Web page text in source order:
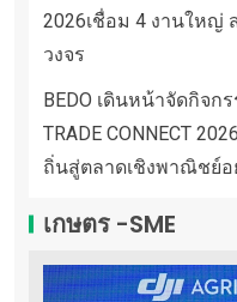
2026เชื่อม 4 งานใหญ่
วงจร
BEDO เดินหน้าจัดกิจกร
TRADE CONNECT
ถิ่นสู่ตลาดเชิงพาณิชย์อ
เกษตร -SME